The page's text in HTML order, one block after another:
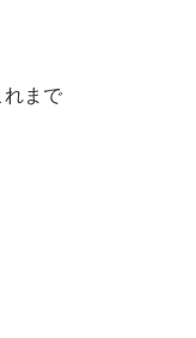
れまで